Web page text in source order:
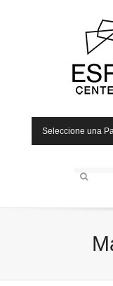
Seleccione una